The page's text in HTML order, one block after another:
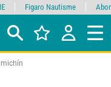
Figaro Nautisme